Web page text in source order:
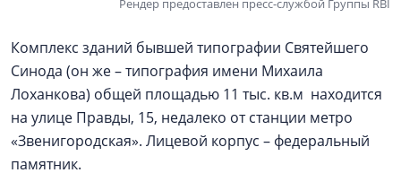
Рендер предоставлен пресс-службой Группы RBI
Комплекс зданий бывшей типографии Святейшего
Синода (он же – типография имени Михаила
Лоханкова) общей площадью 11 тыс. кв.м находится
на улице Правды, 15, недалеко от станции метро
«Звенигородская». Лицевой корпус – федеральный
памятник.